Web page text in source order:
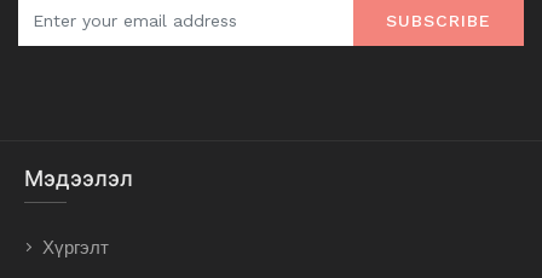
SUBSCRIBE
Мэдээлэл
Хүргэлт